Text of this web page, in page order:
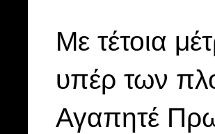
Με τέτοια
υπέρ των
Αγαπητέ